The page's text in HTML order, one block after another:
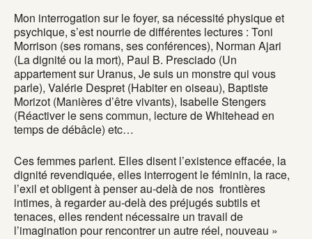
Mon interrogation sur le foyer, sa nécessité physique et
psychique, s’est nourrie de différentes lectures : Toni
Morrison (ses romans, ses conférences), Norman Ajari
(La dignité ou la mort), Paul B. Presciado (Un
appartement sur Uranus, Je suis un monstre qui vous
parle), Valérie Despret (Habiter en oiseau), Baptiste
Morizot (Manières d’être vivants), Isabelle Stengers
(Réactiver le sens commun, lecture de Whitehead en
temps de débâcle) etc…
Ces femmes parlent. Elles disent l’existence effacée, la
dignité revendiquée, elles interrogent le féminin, la race,
l’exil et obligent à penser au-delà de nos frontières
intimes, à regarder au-delà des préjugés subtils et
tenaces, elles rendent nécessaire un travail de
l’imagination pour rencontrer un autre réel, nouveau »